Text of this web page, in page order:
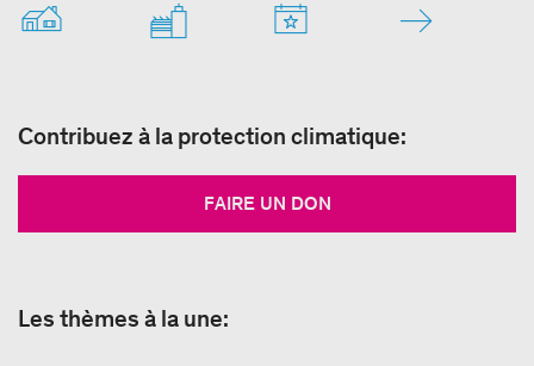
Contribuez à la protection climatique:
FAIRE UN DON
Les thèmes à la une: